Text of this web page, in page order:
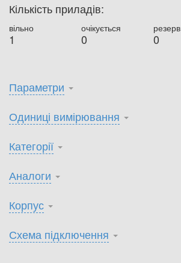
Кількість приладів:
вільно
1
очікується
0
резерв
0
Параметри
Одиниці вимірювання
Категорії
Аналоги
Корпус
Схема підключення